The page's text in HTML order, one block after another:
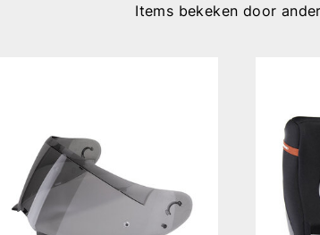
Items bekeken door